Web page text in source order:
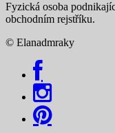
Fyzická osoba
obchodním rejstříku.
© Elanadmraky